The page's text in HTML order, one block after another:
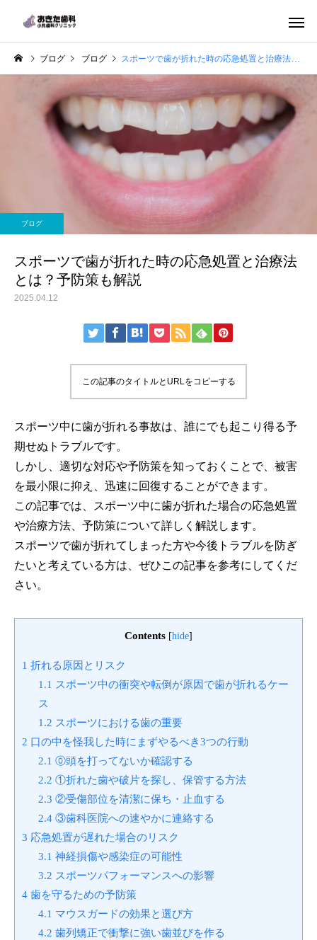
一般歯科
ブログ ブログ スポーツで歯が折れた時の応急処置と治療法とは？予防策も解説
ブログ
スポーツで歯が折れた時の応急処置と治療法
とは？予防策も解説
2025.04.12
この記事のタイトルとURLをコピーする
スポーツ中に歯が折れる事故は、誰にでも起こり得る予
期せぬトラブルです。
しかし、適切な対応や予防策を知っておくことで、被害
を最小限に抑え、迅速に回復することができます。
この記事では、スポーツ中に歯が折れた場合の応急処置
や治療方法、予防策について詳しく解説します。
スポーツで歯が折れてしまった方や今後トラブルを防ぎ
たいと考えている方は、ぜひこの記事を参考にしてくだ
さい。
Contents [hide]
1 折れる原因とリスク
1.1 スポーツ中の衝突や転倒が原因で歯が折れるケー
ス
1.2 スポーツにおける歯の重要
2 口の中を怪我した時にまずやるべき3つの行動
2.1 ⓪頭を打ってないか確認する
2.2 ①折れた歯や破片を探し、保管する方法
2.3 ②受傷部位を清潔に保ち・止血する
2.4③歯科医院への速やかに連絡する
3 応急処置が遅れた場合のリスク
3.1 神経損傷や感染症の可能性
3.2 スポーツパフォーマンスへの影響
4 歯を守るための予防策
4.1 マウスガードの効果と選び方
4.2 歯列矯正で衝撃に強い歯並びを作る